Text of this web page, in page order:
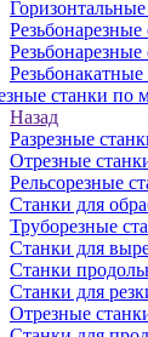
Резьбонакатные
станки по
Назад
Разрезные
Отрезные
Рельсорезные
Станки для
Труборезные
Станки для
Станки
Станки для
Отрезные